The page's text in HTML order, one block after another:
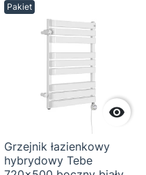
Pakiet

Grzejnik łazienkowy
hybrydowy Tebe